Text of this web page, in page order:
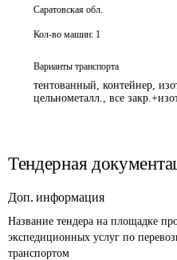
Саратовская обл.
Кол-во машин: 1
Варианты транспорта
тентованный, контейнер,
цельнометалл., все
Тендерная
Доп. информация
Название тендера на площадке
экспедиционных услуг по
транспортом